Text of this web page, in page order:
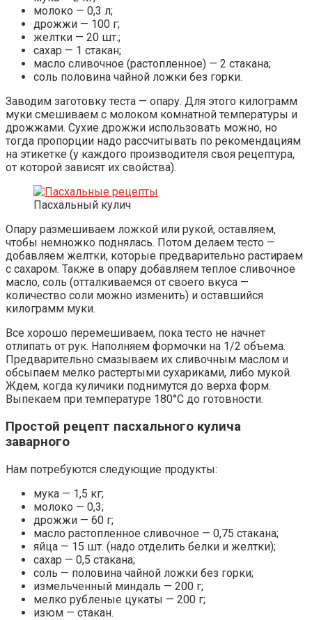
молоко — 0,3 л;
дрожжи — 100 г;
желтки — 20 шт.;
сахар — 1 стакан;
масло сливочное (растопленное) — 2 стакана;
соль половина чайной ложки без горки.
Заводим заготовку теста — опару. Для этого килограмм
муки смешиваем с молоком комнатной температуры и
дрожжами. Сухие дрожжи использовать можно, но
тогда пропорции надо рассчитывать по рекомендациям
на этикетке (у каждого производителя своя рецептура,
от которой зависят их свойства).
Пасхальный кулич
Опару размешиваем ложкой или рукой, оставляем,
чтобы немножко поднялась. Потом делаем тесто —
добавляем желтки, которые предварительно растираем
с сахаром. Также в опару добавляем теплое сливочное
масло, соль (отталкиваемся от своего вкуса —
количество соли можно изменить) и оставшийся
килограмм муки.
Все хорошо перемешиваем, пока тесто не начнет
отлипать от рук. Наполняем формочки на 1/2 объема.
Предварительно смазываем их сливочным маслом и
обсыпаем мелко растертыми сухариками, либо мукой.
Ждем, когда куличики поднимутся до верха форм.
Выпекаем при температуре 180°С до готовности.
Простой рецепт пасхального кулича
заварного
Нам потребуются следующие продукты:
мука — 1,5 кг;
молоко — 0,3;
дрожжи — 60 г;
масло растопленное сливочное — 0,75 стакана;
яйца — 15 шт. (надо отделить белки и желтки);
сахар — 0,5 стакана;
соль — половина чайной ложки без горки;
измельченный миндаль — 200 г;
мелко рубленые цукаты — 200 г;
изюм — стакан.